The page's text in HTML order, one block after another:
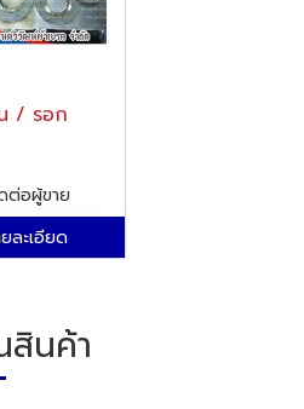
น / รอก
ต่อผู้ขาย
ละเอียด
สินค้า